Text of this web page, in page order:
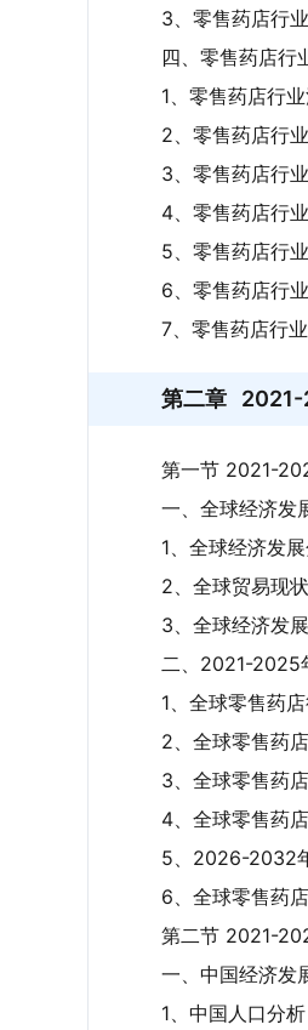
我国零售药店以
量多、营收规模
千金大药房；云
智研咨询研究团
深入分析，并针
构提供参考。
【特别说明】
3、零售药店行
四、零售药店行
1、零售药店行
2、零售药店行
3、零售药店行
4、零售药店行
5、零售药店行
6、零售药店行
7、零售药店行
第二章 2021-
第一节 2021-
一、全球经济发
1、全球经济发
2、全球贸易现
3、全球经济发
二、2021-2025
1、全球零售药
2、全球零售药
3、全球零售药
4、全球零售药
5、2026-2032
6、全球零售药
第二节 2021-
一、中国经济发
1、中国人口分析